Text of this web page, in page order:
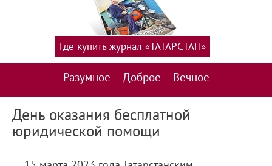
Разумное Доброе Вечное
Где купить журнал «ТАТАРСТАН»
День оказания бесплатной
юридической помощи